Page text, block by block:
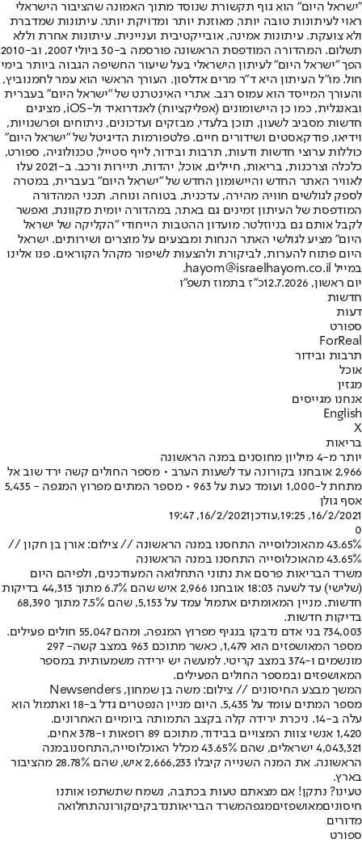
"ישראל היום" הוא גוף תקשורת שנוסד מתוך האמונה שהציבור הישראלי
ראוי לעיתונות טובה יותר, מאוזנת יותר ומדויקת יותר. עיתונות שמדברת
ולא צועקת. עיתונות אמינה, אובייקטיבית ועניינית. עיתונות אחרת וללא
תשלום. המהדורה המודפסת הראשונה פורסמה ב-30 ביולי 2007, וב-2010
הפך "ישראל היום" לעיתון הישראלי בעל שיעור החשיפה הגבוה ביותר בימי
חול. מו"ל העיתון היא ד"ר מרים אדלסון. העורך הראשי הוא עמר לחמנוביץ,
והעורך המייסד הוא עמוס רגב. אתרי האינטרנט של "ישראל היום" בעברית
ובאנגלית, כמו כן היישומונים (אפליקציות) לאנדרואיד ול-iOS, מציגים
חדשות מסביב לשעון, תוכן בלעדי, מבזקים ועדכונים, ניתוחים ופרשנויות,
וידיאו, פודקאסטים ושידורים חיים. פלטפורמות הדיגיטל של "ישראל היום"
כוללות ערוצי חדשות ודעות, תרבות ובידור, לייף סטייל, טכנולוגיה, ספורט,
כלכלה וצרכנות, בריאות, חיילים, אוכל, יהדות, תיירות ורכב. ב-2021 עלו
לאוויר האתר החדש והיישומון החדש של "ישראל היום" בעברית, במטרה
לספק לגולשים חוויה מהירה, עדכנית, בטוחה ונוחה. תכני המהדורה
המודפסת של העיתון זמינים גם באתר, במהדורה יומית מקוונת, ואפשר
לקבל אותם גם בניוזלטר. מועדון ההטבות הייחודי "הקליקה של ישראל
היום" מציע לגולשי האתר הנחות ומבצעים על מוצרים ושירותים. ישראל
היום פתוח להערות, לביקורת ולהצעות לשיפור מקהל הקוראים. פנו אלינו
במייל hayom@israelhayom.co.il.
יום ראשון, 12.7.2026
כ"ז בתמוז תשפ"ו
חדשות
דעות
ספורט
ForReal
תרבות ובידור
אוכל
מגזין
אנחנו מגייסים
English
X
בריאות
יותר מ-4 מיליון מחוסנים במנה הראשונה
2,966 אובחנו בקורונה עד לשעות הערב • מספר החולים קשה ירד שוב אל
מתחת ל-1,000 ועומד כעת על 963 • מספר המתים מפרוץ המגפה - 5,435
אסף גולן
16/2/2021, 19:25
,עודכן16/2/2021, 19:47
0
43.65% מהאוכלוסייה התחסנו במנה הראשונה // צילום: אורן בן חקון //
43.65% מהאוכלוסייה התחסנו במנה הראשונה
משרד הבריאות פרסם את נתוני התחלואה המעודכנים, ולפיהם היום
(שלישי) עד לשעה 18:03 אובחנו 2,966 איש שהם 6.7% מתוך 44,313 בדיקות
חדשות. מניין המאומתים אתמול עמד על 5,153, שהם 7.5% מתוך 68,390
בדיקות חדשות.
734,003 בני אדם נדבקו בנגיף מפרוץ המגפה, ומהם 55,047 חולים פעילים.
מספר המאושפזים הוא 1,479, כאשר מתוכם 963 ב
מצב קשה
- 297
מונשמים ו-374 במצב קריטי. למעשה יש ירידה משמעותית במספר
המאושפזים ובמספר החולים הפעילים.
המשך מבצע החיסונים // צילום: משה בן שמחון, Newsenders
מספר המתים עומד על 5,435. היום מניין הנפטרים גדל ב-18 ואתמול הוא
עלה ב-14. ניכרת ירידה קלה בקצב התמותה ביומיים האחרונים.
1,420 אנשי צוות המצויים בבידוד, מתוכם 89 רופאות ו-378 אחים.
4,043,321 ישראלים, שהם 43.65% מכלל האוכלוסייה,
התחסנובמנה
הראשונה. את המנה השנייה קיבלו 2,666,233 איש, שהם 28.78% מהציבור
בארץ.
טעינו? נתקן! אם מצאתם טעות בכתבה, נשמח שתשתפו אותנו
חיסוניםמאושפזיםמגפהמשרד הבריאותנדבקיםקורונהתחלואה
מדורים
ספורט